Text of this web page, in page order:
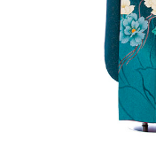
卒業式袴レンタル
訪問着・付下げレンタル